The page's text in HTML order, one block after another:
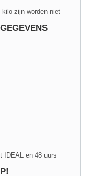
kilo zijn worden niet
IDEAL en 48 uurs